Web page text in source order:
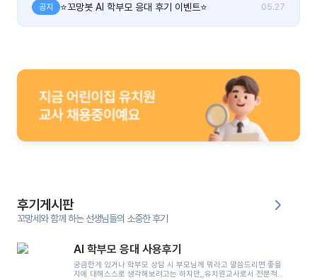
공지 ⭐꼬망봇 AI 학부모 응대 후기 이벤트⭐ 05.27
후기게시판
꼬망세와 함께 하는 선생님들의 소중한 후기
AI 학부모 응대 사용후기
궁금한게 있거나 학부모 상담 시 부모님께 뭐라고 말씀드리면 좋을
지에 대해스스로 생각해보려고는 하지만,,유치원교사로서 전문적인